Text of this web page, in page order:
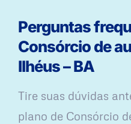
Perguntas
Consórcio de
Ilhéus – BA
Tire suas dúvidas
plano ​de Consórcio